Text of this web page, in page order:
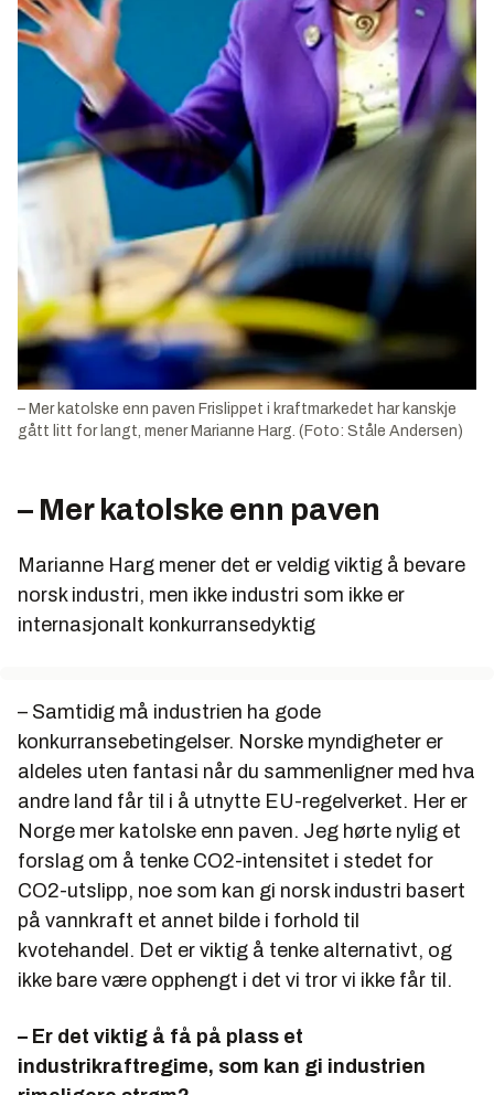
– Mer katolske enn paven Frislippet i kraftmarkedet har kanskje
gått litt for langt, mener Marianne Harg. (Foto: Ståle Andersen)
– Mer katolske enn paven
Marianne Harg mener det er veldig viktig å bevare
norsk industri, men ikke industri som ikke er
internasjonalt konkurransedyktig
– Samtidig må industrien ha gode
konkurransebetingelser. Norske myndigheter er
aldeles uten fantasi når du sammenligner med hva
andre land får til i å utnytte EU-regelverket. Her er
Norge mer katolske enn paven. Jeg hørte nylig et
forslag om å tenke CO2-intensitet i stedet for
CO2-utslipp, noe som kan gi norsk industri basert
på vannkraft et annet bilde i forhold til
kvotehandel. Det er viktig å tenke alternativt, og
ikke bare være opphengt i det vi tror vi ikke får til.
– Er det viktig å få på plass et
industrikraftregime, som kan gi industrien